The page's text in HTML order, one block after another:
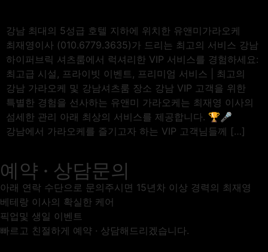
강남 최대의 5성급 호텔 지하에 위치한 유앤미가라오케
최재영이사 (010.6779.3635)가 드리는 최고의 서비스 강남
하이퍼브릭 셔츠룸에서 럭셔리한 VIP 서비스를 경험하세요:
최고급 시설, 프라이빗 이벤트, 프리미엄 서비스 | 최고의
강남 가라오케 및 강남셔츠룸 장소 강남 VIP 고객을 위한
특별한 경험을 선사하는 유앤미 가라오케는 최재영 이사의
섬세한 관리 아래 최상의 서비스를 제공합니다. 🏆🎤
강남에서 가라오케를 즐기고자 하는 VIP 고객님들께 […]
예약 · 상담문의
아래 연락 수단으로 문의주시면 15년차 이상 경력의 최재영
베테랑 이사의 확실한 케어
픽업및 생일 이벤트
빠르고 친절하게 예약 · 상담해드리겠습니다.